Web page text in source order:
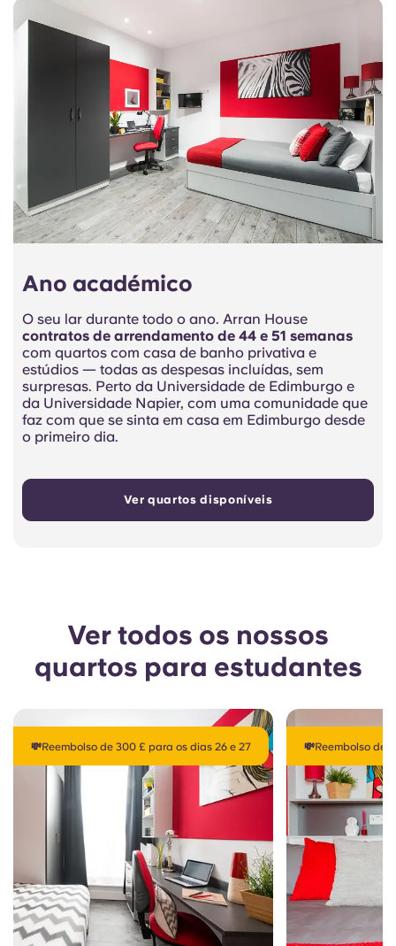
Ano académico
O seu lar durante todo o ano. Arran House
contratos de arrendamento de 44 e 51 semanas
com quartos com casa de banho privativa e
estúdios — todas as despesas incluídas, sem
surpresas. Perto da Universidade de Edimburgo e
da Universidade Napier, com uma comunidade que
faz com que se sinta em casa em Edimburgo desde
o primeiro dia.
Ver quartos disponíveis
Ver todos os nossos
quartos para estudantes
💸Reembolso de 300 £ para os dias 26 e 27 💸Reembolso de